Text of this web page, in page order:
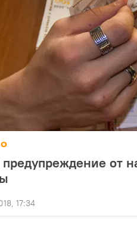
от
17:34